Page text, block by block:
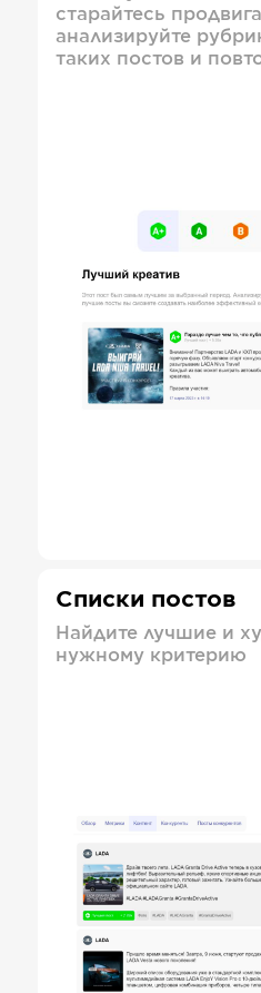
старайтесь
анализируйте
таких постов и
Списки постов
Найдите лучшие и
нужному критерию